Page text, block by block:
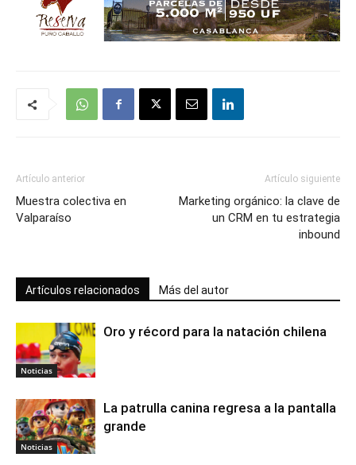
Artículo anterior
Muestra colectiva en
Valparaíso
Artículo siguiente
Marketing orgánico: la clave de
un CRM en tu estrategia
inbound
Artículos relacionados Más del autor
Noticias
Oro y récord para la natación chilena
Noticias
La patrulla canina regresa a la pantalla
grande